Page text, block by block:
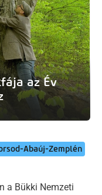
az Év
Abaúj-Zemplén
a Bükki Nemzeti